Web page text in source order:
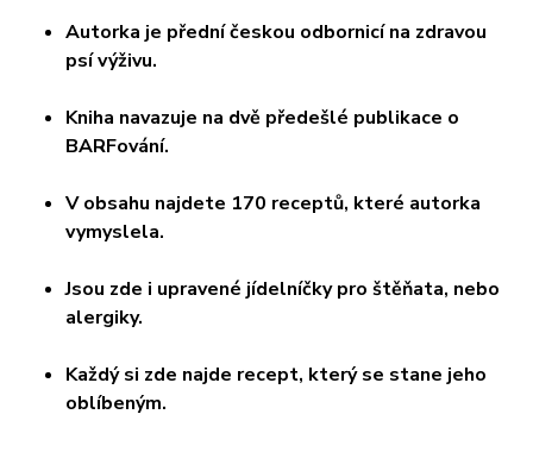
Autorka je přední českou odbornicí na zdravou
psí výživu.
Kniha navazuje na dvě předešlé publikace o
BARFování.
V obsahu najdete 170 receptů, které autorka
vymyslela.
Jsou zde i upravené jídelníčky pro štěňata, nebo
alergiky.
Každý si zde najde recept, který se stane jeho
oblíbeným.